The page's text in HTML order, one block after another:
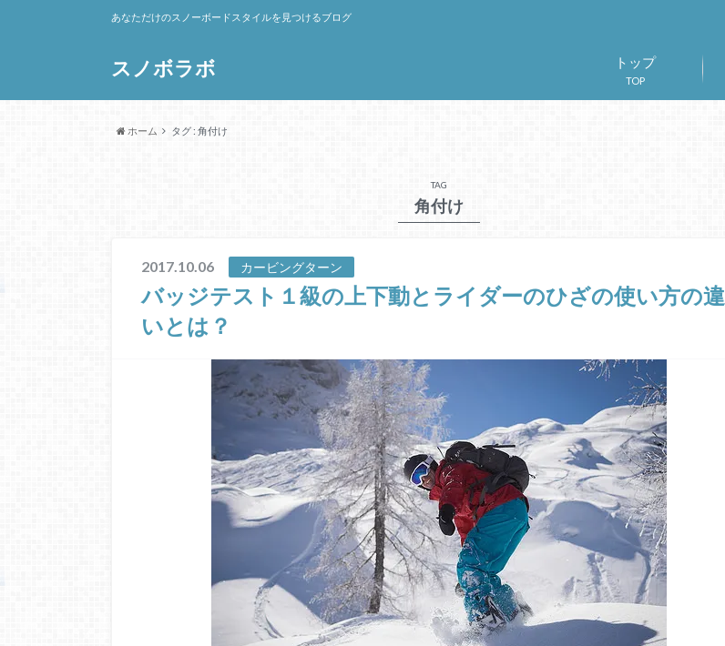
スノボラボ
あなただけのスノーボードスタイルを見つけるブログ
TOP
トップ
ホーム タグ : 角付け
TAG
角付け
2017.10.06 カービングターン
バッジテスト１級の上下動とライダーのひざの使い方の違
いとは？